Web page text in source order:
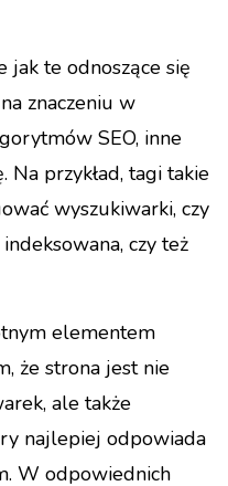
jak te odnoszące się
znaczeniu w
SEO, inne
przykład, tagi takie
wyszukiwarki, czy
czy też
elementem
że strona jest nie
ale także
najlepiej odpowiada
W odpowiednich